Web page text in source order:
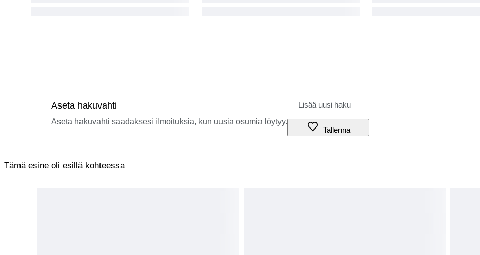
Aseta hakuvahti
Aseta hakuvahti saadaksesi ilmoituksia, kun uusia osumia löytyy.
Tallenna
Tämä esine oli esillä kohteessa